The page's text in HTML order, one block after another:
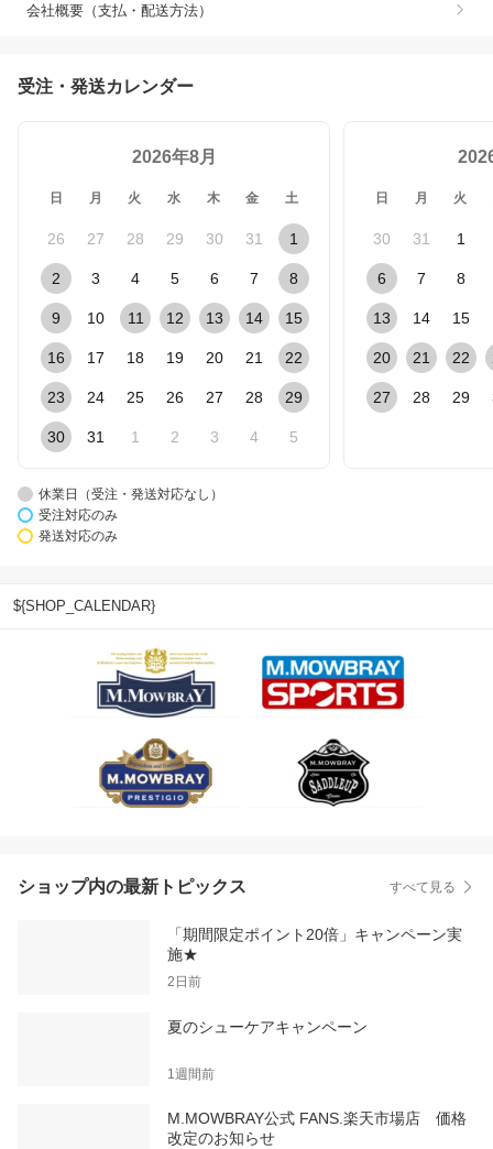
会社概要（支払・配送方法）
受注・発送カレンダー
2026年8月
日 月 火 水 木 金 土
26 27 28 29 30 31 1
2 3 4 5 6 7 8
9 10 11 12 13 14 15
16 17 18 19 20 21 22
23 24 25 26 27 28 29
30 31 1 2 3 4 5
日 月 火
30 31 1
6 7 8
13 14 15
20 21 22
27 28 29
休業日（受注・発送対応なし）
受注対応のみ
発送対応のみ
${SHOP_CALENDAR}
ショップ内の最新トピックス すべて見る
「期間限定ポイント20倍」キャンペーン実
施★
2日前
夏のシューケアキャンペーン
1週間前
M.MOWBRAY公式 FANS.楽天市場店 価格
改定のお知らせ